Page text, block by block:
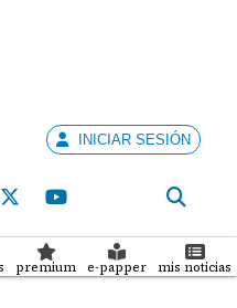
Meduca
INICIAR SESIÓN
premium e-papper mis noticias